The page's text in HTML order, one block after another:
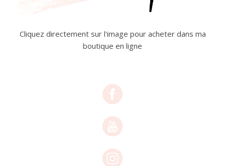
Cliquez directement sur l'image pour acheter dans ma
boutique en ligne